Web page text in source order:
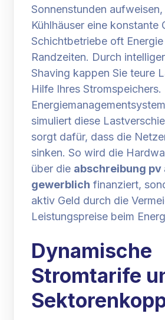
Sonnenstunden
Kühlhäuser eine konstante
Schichtbetriebe oft
Randzeiten. Durch
Shaving kappen Sie teure
Hilfe Ihres Stromspeichers.
simuliert diese
sorgt dafür, dass die
sinken. So wird die
über die abschreibung pv
gewerblich finanziert,
aktiv Geld durch die
Leistungspreise beim
Dynamische
Stromtarife